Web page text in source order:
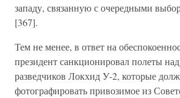
западу, связанную с очередными
[367].
Тем не менее, в ответ на
президент санкционировал полеты
разведчиков Локхид У-2, которые
фотографировать привозимое из